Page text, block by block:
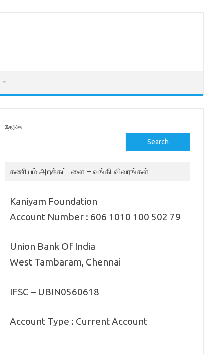
தேடுக
Search
கணியம் அறக்கட்டளை – வங்கி விவரங்கள்
Kaniyam Foundation
Account Number : 606 1010 100 502 79
Union Bank Of India
West Tambaram, Chennai
IFSC – UBIN0560618
Account Type : Current Account